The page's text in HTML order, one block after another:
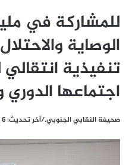
للمشاركة في
الوصاية
تنفيذية
اجتماعها الدوري
صحيفة النقابي الجنوبي./آخر تحديث: 6 يوليو، 2026